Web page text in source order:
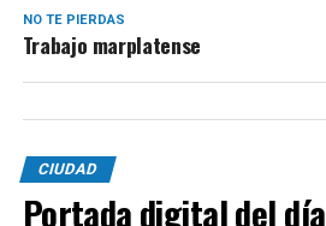
NO TE PIERDAS
Trabajo marplatense
CIUDAD
Portada digital del